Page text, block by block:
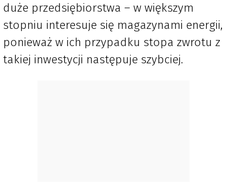
duże przedsiębiorstwa – w większym
stopniu interesuje się magazynami energii,
ponieważ w ich przypadku stopa zwrotu z
takiej inwestycji następuje szybciej.